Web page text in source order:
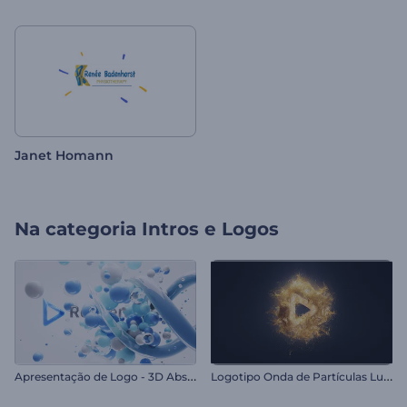
Janet Homann
Na categoria Intros e Logos
A
presentação de Logo - 3D Abstrato L
ogotipo Onda de Partículas Luminosas